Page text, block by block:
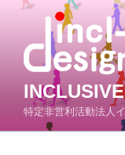
特定非営利活動法人